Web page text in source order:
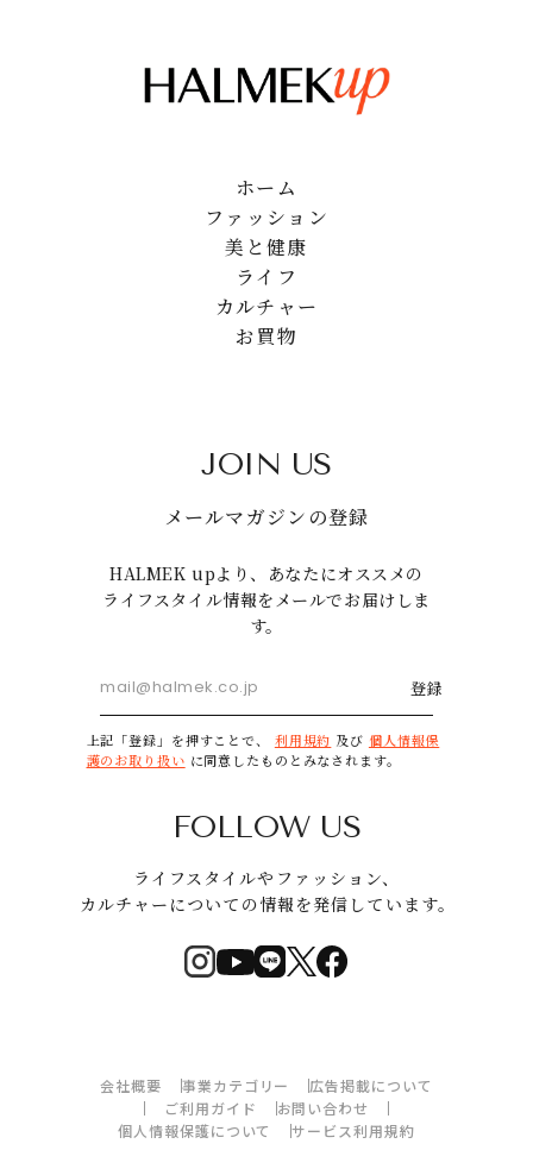
ホーム
ファッション
美と健康
ライフ
カルチャー
お買物
JOIN US
メールマガジンの登録
HALMEK upより、あなたにオススメの
ライフスタイル情報をメールでお届けしま
す。
登録
上記「登録」を押すことで、 利用規約 及び 個人情報保
護のお取り扱い に同意したものとみなされます。
FOLLOW US
ライフスタイルやファッション、
カルチャーについての情報を発信しています。
会社概要 事業カテゴリー
広告掲載について
ご利用ガイド
お問い合わせ
個人情報保護について
サービス利用規約